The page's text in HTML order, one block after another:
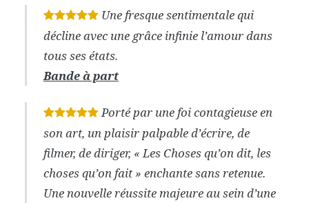
* * * * *Une fresque sentimentale qui
décline avec une grâce infinie l’amour dans
tous ses états.
Bande à part
* * * * *Porté par une foi contagieuse en
son art, un plaisir palpable d’écrire, de
filmer, de diriger, « Les Choses qu’on dit, les
choses qu’on fait » enchante sans retenue.
Une nouvelle réussite majeure au sein d’une